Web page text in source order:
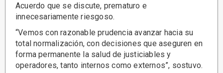
Acuerdo que se discute, prematuro e
innecesariamente riesgoso.
“Vemos con razonable prudencia avanzar hacia su
total normalización, con decisiones que aseguren en
forma permanente la salud de justiciables y
operadores, tanto internos como externos”, sostuvo.